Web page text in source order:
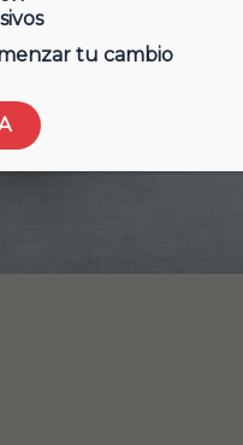
tu cambio